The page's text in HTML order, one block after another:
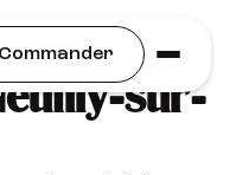
Commander
livrés en
sur-